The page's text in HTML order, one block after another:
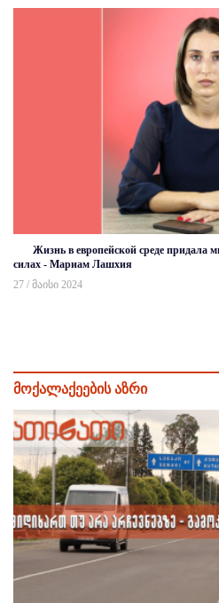
Жизнь в европейской среде придала
силах - Мариам Лашхия
27 / მაისი 2024
მოქალაქეების აზრი